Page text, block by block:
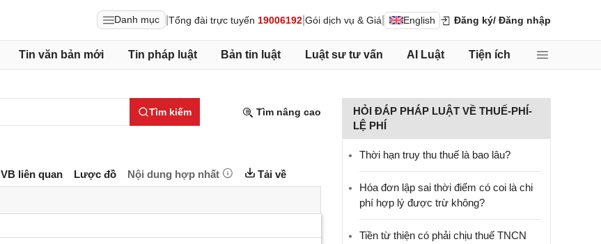
Danh mục Tổng đài trực tuyến 19006192 Gói dịch vụ & Giá English Đăng ký/ Đăng nhập
Tin văn bản mới Tin pháp luật Bản tin luật Luật sư tư vấn AI Luật Tiện ích
Tìm kiếm Tìm nâng cao
VB liên quan Lược đồ Nội dung hợp nhất Tải về
HỎI ĐÁP PHÁP LUẬT VỀ THUẾ-PHÍ-
LỆ PHÍ
Thời hạn truy thu thuế là bao lâu?
Hóa đơn lập sai thời điểm có coi là chi
phí hợp lý được trừ không?
Tiền từ thiện có phải chịu thuế TNCN